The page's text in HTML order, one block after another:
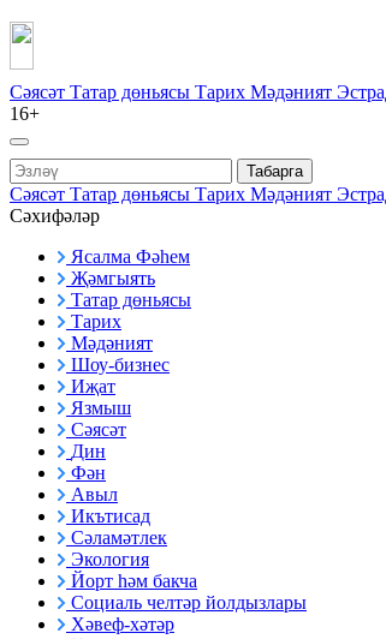
Сәясәт Татар дөньясы Тарих Мәдәният
16+
Табарга
Сәясәт Татар дөньясы Тарих Мәдәният
Сәхифәләр
Ясалма Фәһем
Җәмгыять
Татар дөньясы
Тарих
Мәдәният
Шоу-бизнес
Иҗат
Язмыш
Сәясәт
Дин
Фән
Авыл
Икътисад
Сәламәтлек
Экология
Йорт һәм бакча
Социаль челтәр йолдызлары
Хәвеф-хәтәр